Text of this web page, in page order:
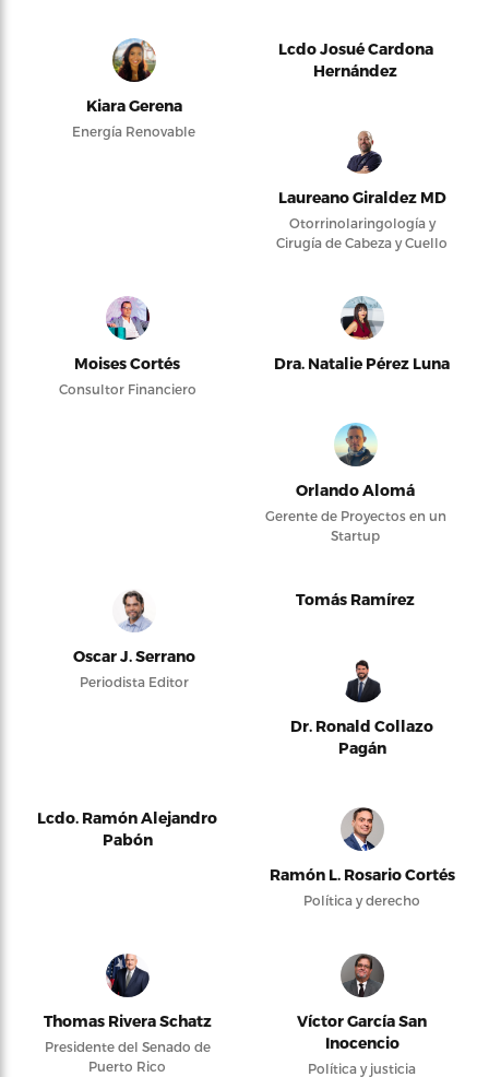
Kiara Gerena
Energía Renovable
Lcdo Josué Cardona
Hernández
Laureano Giraldez MD
Otorrinolaringología y
Cirugía de Cabeza y Cuello
Moises Cortés
Consultor Financiero
Dra. Natalie Pérez Luna
Orlando Alomá
Gerente de Proyectos en un
Startup
Oscar J. Serrano
Periodista Editor
Tomás Ramírez
Dr. Ronald Collazo
Pagán
Lcdo. Ramón Alejandro
Pabón
Ramón L. Rosario Cortés
Política y derecho
Thomas Rivera Schatz
Presidente del Senado de
Puerto Rico
Víctor García San
Inocencio
Política y justicia